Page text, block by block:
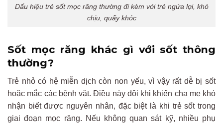
Dấu hiệu trẻ sốt mọc răng thường đi kèm với trẻ ngứa lợi, khó
chịu, quấy khóc
Sốt mọc răng khác gì với sốt thông
thường?
Trẻ nhỏ có hệ miễn dịch còn non yếu, vì vậy rất dễ bị sốt
hoặc mắc các bệnh vặt. Điều này đôi khi khiến cha mẹ khó
nhận biết được nguyên nhân, đặc biệt là khi trẻ sốt trong
giai đoạn mọc răng. Nếu không quan sát kỹ, nhiều phụ